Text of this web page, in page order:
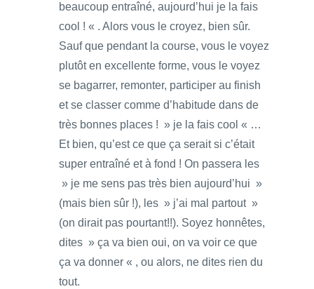
beaucoup entraîné, aujourd’hui je la fais
cool ! « . Alors vous le croyez, bien sûr.
Sauf que pendant la course, vous le voyez
plutôt en excellente forme, vous le voyez
se bagarrer, remonter, participer au finish
et se classer comme d’habitude dans de
très bonnes places ! » je la fais cool « …
Et bien, qu’est ce que ça serait si c’était
super entraîné et à fond ! On passera les
» je me sens pas très bien aujourd’hui »
(mais bien sûr !), les » j’ai mal partout »
(on dirait pas pourtant!!). Soyez honnêtes,
dites » ça va bien oui, on va voir ce que
ça va donner « , ou alors, ne dites rien du
tout.